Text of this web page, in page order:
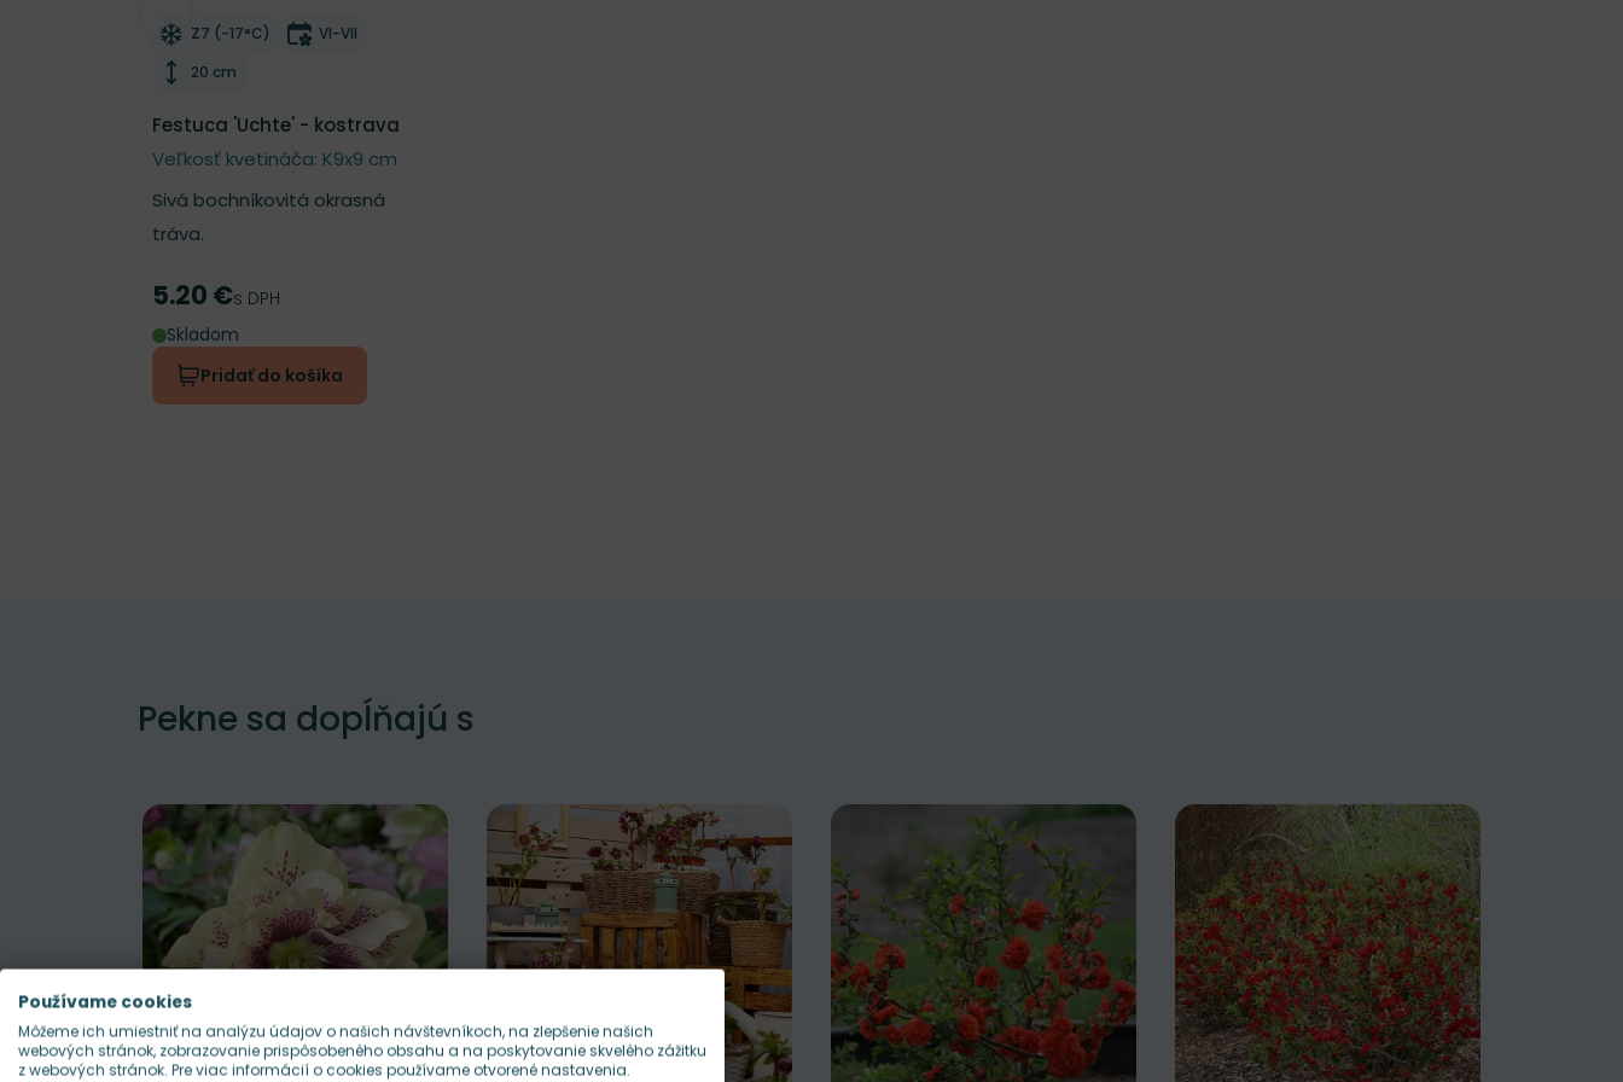
Odober do zoznamu želaní
Mrazuvzdornosť
Z7 (-17°C) Doba kvitnutia
VI-VII
Výška rastliny
20 cm
Festuca 'Uchte' - kostrava
Veľkosť kvetináča: K9x9 cm
Sivá bochníkovitá okrasná
tráva.
Cena
5.20 €s DPH
Skladom
Pridať do košíka
Pekne sa dopĺňajú s
Používame cookies
Môžeme ich umiestniť na analýzu údajov o našich návštevníkoch, na zlepšenie našich
webových stránok, zobrazovanie prispôsobeného obsahu a na poskytovanie skvelého zážitku
z webových stránok. Pre viac informácií o cookies používame otvorené nastavenia.